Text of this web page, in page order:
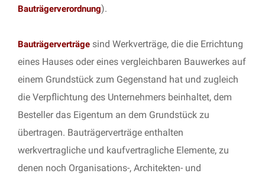
Bauträgerverordnung).
Bauträgerverträge sind Werkverträge, die die Errichtung
eines Hauses oder eines vergleichbaren Bauwerkes auf
einem Grundstück zum Gegenstand hat und zugleich
die Verpflichtung des Unternehmers beinhaltet, dem
Besteller das Eigentum an dem Grundstück zu
übertragen. Bauträgerverträge enthalten
werkvertragliche und kaufvertragliche Elemente, zu
denen noch Organisations-, Architekten- und